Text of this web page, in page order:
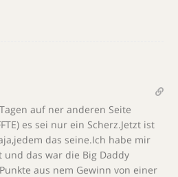
auf ner anderen Seite
es sei nur ein Scherz.Jetzt ist
das seine.Ich habe mir
und das war die Big Daddy
aus nem Gewinn von einer